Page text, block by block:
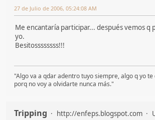
27 de Julio de 2006, 05:24:08 AM
Me encantaría participar... después vemos q
yo.
Besitossssssss!!!
"Algo va a qdar adentro tuyo siempre, algo q yo te
porq no voy a olvidarte nunca más."
Tripping http://enfeps.blogspot.com